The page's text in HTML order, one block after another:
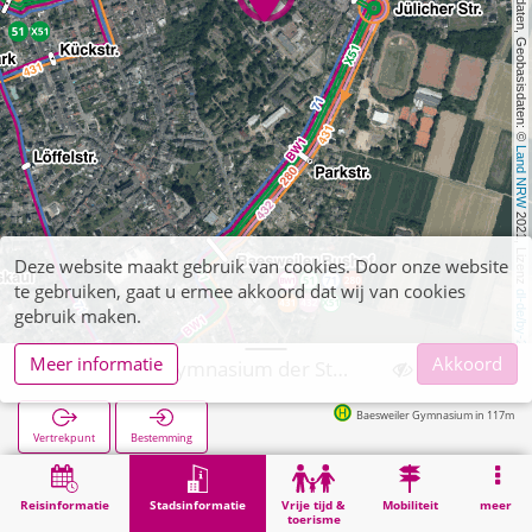
, Kartendaten, Geobasisdaten: ©
Land NRW
2021, Lizenz
dl-de/by-2-0
Reisinformatie Stadsinformatie
Vrije tijd &
toerisme
Mobiliteit meer
Vertrekpunt Bestemming
Baesweiler Gymnasium in 117m
Stadsinformatie Opleiding Baesweiler, Gymnasium der Stadt Baesweiler
Deze website maakt gebruik van cookies. Door onze website
te gebruiken, gaat u ermee akkoord dat wij van cookies
gebruik maken.
Meer informatie
Akkoord